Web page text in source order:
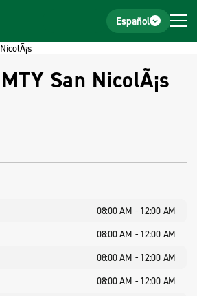
Español
San NicolÃ¡s
08:00 AM - 12:00 AM
08:00 AM - 12:00 AM
08:00 AM - 12:00 AM
08:00 AM - 12:00 AM